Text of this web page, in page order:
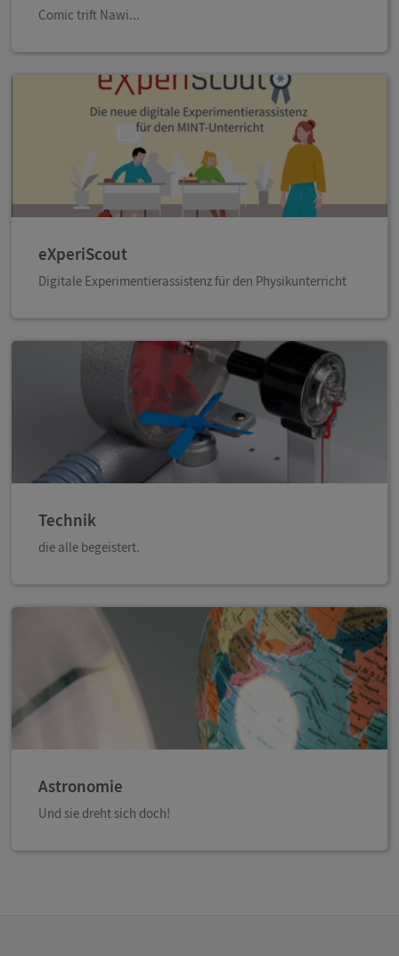
Comic trift Nawi...
eXperiScout
Digitale Experimentierassistenz für den Physikunterricht
Technik
die alle begeistert.
Astronomie
Und sie dreht sich doch!